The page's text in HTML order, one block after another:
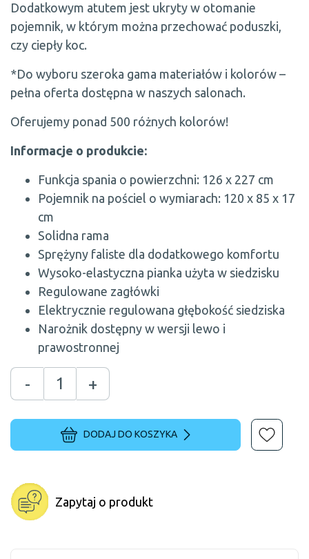
Dodatkowym atutem jest ukryty w otomanie
pojemnik, w którym można przechować poduszki,
czy ciepły koc.
*Do wyboru szeroka gama materiałów i kolorów –
pełna oferta dostępna w naszych salonach.
Oferujemy ponad 500 różnych kolorów!
Informacje o produkcie:
Funkcja spania o powierzchni: 126 x 227 cm
Pojemnik na pościel o wymiarach: 120 x 85 x 17
cm
Solidna rama
Sprężyny faliste dla dodatkowego komfortu
Wysoko-elastyczna pianka użyta w siedzisku
Regulowane zagłówki
Elektrycznie regulowana głębokość siedziska
Narożnik dostępny w wersji lewo i
prawostronnej
- +
DODAJ DO KOSZYKA
Zapytaj o produkt